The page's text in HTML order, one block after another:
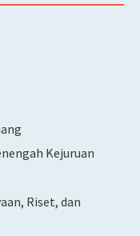
Kejuruan
Riset, dan